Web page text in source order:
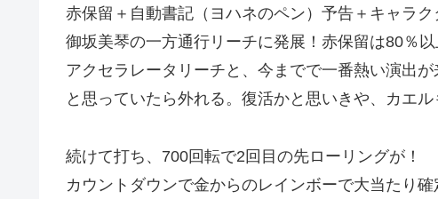
赤保留＋自動書記（ヨハネのペン）予告＋キャラ
御坂美琴の一方通行リーチに発展！赤保留は80％以
アクセラレータリーチと、今までで一番熱い演出
と思っていたら外れる。復活かと思いきや、カエル
続けて打ち、700回転で2回目の先ローリングが！
カウントダウンで金からのレインボーで大当たり確